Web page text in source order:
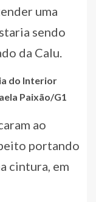
uma
sendo
da Calu.
do Interior
Paixão/G1
ao
portando
cintura, em